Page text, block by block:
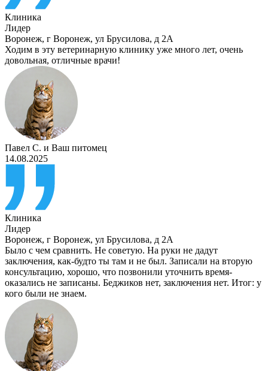
Клиника
Лидер
Воронеж, г Воронеж, ул Брусилова, д 2А
Ходим в эту ветеринарную клинику уже много лет, очень
довольная, отличные врачи!
Павел С. и Ваш питомец
14.08.2025
Клиника
Лидер
Воронеж, г Воронеж, ул Брусилова, д 2А
Было с чем сравнить. Не советую. На руки не дадут
заключения, как-будто ты там и не был. Записали на вторую
консультацию, хорошо, что позвонили уточнить время-
оказались не записаны. Беджиков нет, заключения нет. Итог: у
кого были не знаем.